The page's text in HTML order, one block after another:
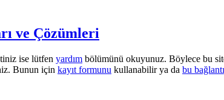
ve Çözümleri
ise lütfen yardım bölümünü okuyunuz. Böylece bu
Bunun için kayıt formunu kullanabilir ya da bu